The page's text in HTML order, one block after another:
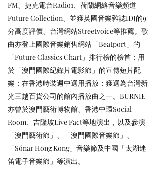
FM、捷克電台Radio1、荷蘭網絡音樂頻道
Future Collection、並獲英國音樂雜誌IDJ的9
分高度評價、台灣網站Streetvoice等推薦。歌
曲亦登上國際音樂銷售網站「Beatport」的
「Future Classics Chart」排行榜的榜首；用
於「澳門國際紀錄片電影節」的宣傳短片配
樂；在香港時裝週中選用播放；獲選為台灣新
光三越百貨公司的館內播放曲之一。BURNIE
亦曾於澳門藝術博物館、香港中環Social
Room、吉隆坡Live Fact等地演出，以及參演
「澳門藝術節」、「澳門國際音樂節」、
「Sónar Hong Kong」音樂節及中國「太湖迷
笛電子音樂節」等演出。